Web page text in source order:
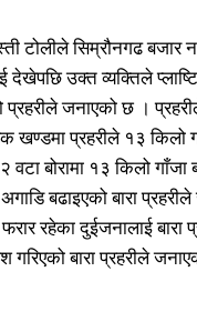
टोलीले सिम्रौनगढ
उक्त व्यक्तिले
जनाएको छ ।
प्रहरीले १३ किलो
बोरामा १३ किलो
बढाइएको बारा
रहेका दुईजनालाई
गरिएको बारा प्रहरीले